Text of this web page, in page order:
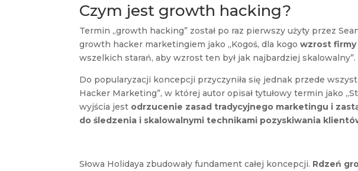
Czym jest growth hacking?
Termin „growth hacking” został po raz pierwszy użyty przez
growth hacker marketingiem jako „Kogoś, dla kogowzrost firmy
wszelkich starań, aby wzrost ten był jak najbardziej skalowalny”.
Do popularyzacji koncepcji przyczyniła się jednak przede
Hacker Marketing”, w której autor opisał tytułowy termin jako
wyjścia jest odrzucenie zasad tradycyjnego marketingu i
do śledzenia i skalowalnymi technikami pozyskiwania
Słowa Holidaya zbudowały fundament całej koncepcji. Rdzeń